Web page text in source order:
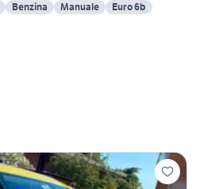
Benzina Manuale Euro 6b